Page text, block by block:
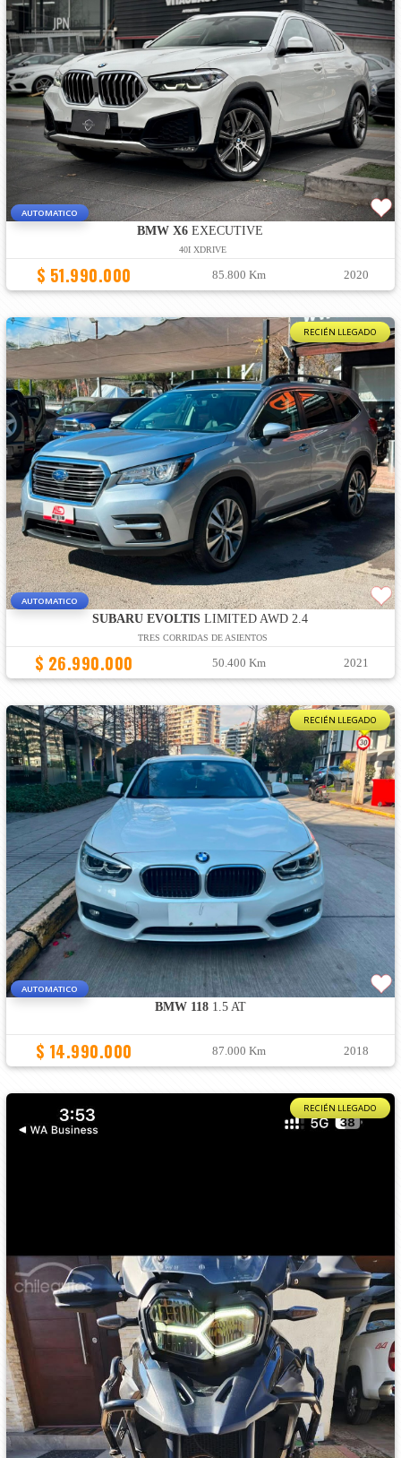
AUTOMATICO
BMW X6 EXECUTIVE
40I XDRIVE
$ 51.990.000 85.800 Km 2020
RECIÉN LLEGADO
AUTOMATICO
SUBARU EVOLTIS LIMITED AWD 2.4
TRES CORRIDAS DE ASIENTOS
$ 26.990.000 50.400 Km 2021
RECIÉN LLEGADO
AUTOMATICO
BMW 1181.5 AT
$ 14.990.000 87.000 Km 2018
RECIÉN LLEGADO